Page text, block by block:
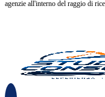
agenzie all'interno del raggio di